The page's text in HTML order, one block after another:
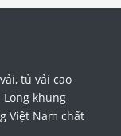
tủ vải cao
khung
Việt Nam chất